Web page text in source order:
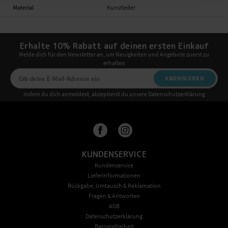
Material Kunstleder
Erhalte 10% Rabatt auf deinen ersten Einkauf
Melde dich für den Newsletter an, um Neuigkeiten und Angebote zuerst zu
erhalten
ABONNIEREN
Indem du dich anmeldest, akzeptierst du unsere Datenschutzerklärung
KUNDENSERVICE
Kundenservice
Lieferinformationen
Rückgabe, Umtausch & Reklamation
Fragen & Antworten
AGB
Datenschutzerklärung
Barrierefreiheit